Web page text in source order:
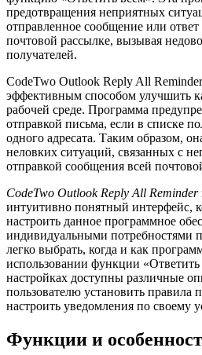
предотвращения неприятных
отправленное сообщение или ответ
почтовой рассылке, вызывая
получателей.
CodeTwo Outlook Reply All
эффективным способом улучшить
рабочей среде. Программа
отправкой письма, если в списке
одного адресата. Таким образом,
неловких ситуаций, связанных с
отправкой сообщения всей
CodeTwo Outlook Reply All Reminder
интуитивно понятный интерфейс,
настроить данное программное
индивидуальными потребностями
легко выбрать, когда и как
использовании функции
настройках доступны различные
пользователю установить правила
настроить уведомления по своему
Функции и